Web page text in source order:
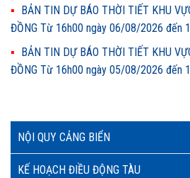
NỘI QUY CẢNG BIỂN
KẾ HOẠCH ĐIỀU ĐỘNG TÀU
BẢN TIN DỰ BÁO THỜI TIẾT KHU
ĐỒNG Từ 16h00 ngày 06/08/2026 đến
BẢN TIN DỰ BÁO THỜI TIẾT KHU
ĐỒNG Từ 16h00 ngày 05/08/2026 đến